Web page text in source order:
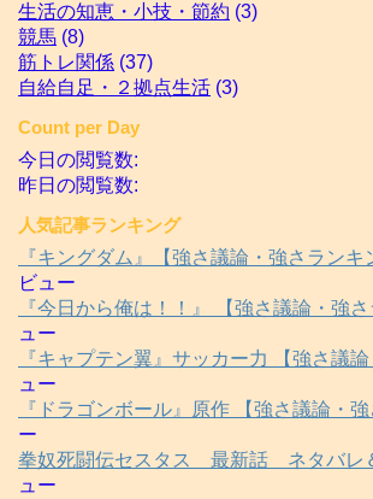
生活の知恵・小技・節約 (3)
競馬 (8)
筋トレ関係 (37)
自給自足・２拠点生活 (3)
Count per Day
今日の閲覧数:
昨日の閲覧数:
人気記事ランキング
『キングダム』【強さ議論・強さランキ
ビュー
『今日から俺は！！』 【強さ議論・強さ
ュー
『キャプテン翼』サッカー力 【強さ議論
ュー
『ドラゴンボール』原作 【強さ議論・強
ー
拳奴死闘伝セスタス 最新話 ネタバレ
ュー